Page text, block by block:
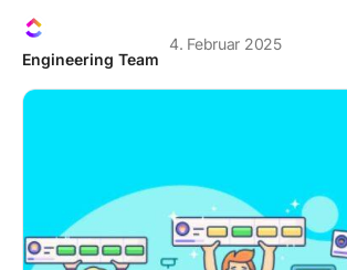
Engineering Team
4. Februar 2025